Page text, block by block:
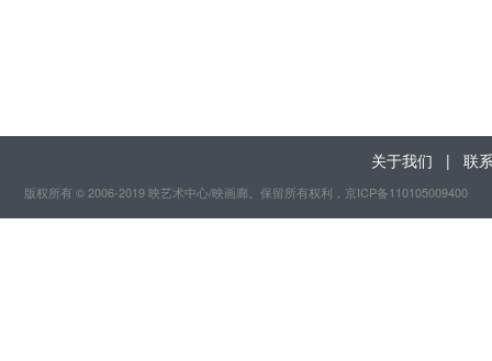
关于我们 | 联
版权所有 © 2006-2019 映艺术中心/映画廊。保留所有权利 ，京ICP备110105009400